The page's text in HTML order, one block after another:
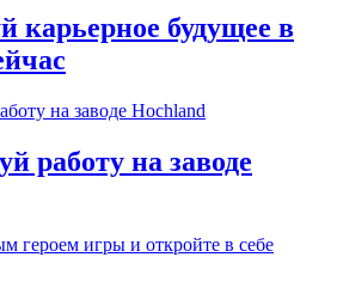
карьерное будущее в
работу на заводе